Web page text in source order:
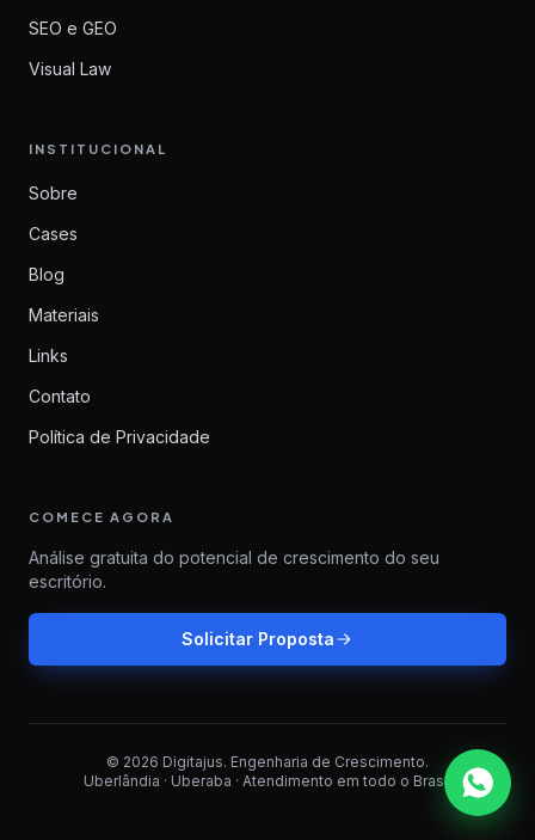
SEO e GEO
Visual Law
INSTITUCIONAL
Sobre
Cases
Blog
Materiais
Links
Contato
Política de Privacidade
COMECE AGORA
Análise gratuita do potencial de crescimento do seu
escritório.
Solicitar Proposta
© 2026 Digitajus. Engenharia de Crescimento.
Uberlândia · Uberaba · Atendimento em todo o Brasil